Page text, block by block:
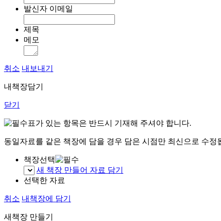
발신자 이메일
제목
메모
취소 내보내기
내책장담기
닫기
표가 있는 항목은 반드시 기재해 주셔야 합니다.
동일자료를 같은 책장에 담을 경우 담은 시점만 최신으로 수정
책장선택
새 책장 만들어 자료 담기
선택한 자료
취소 내책장에 담기
새책장 만들기